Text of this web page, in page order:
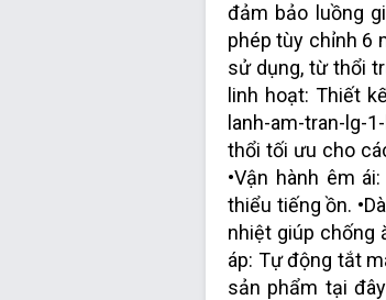
đảm bảo luồng
phép tùy chỉnh 6
sử dụng, từ thổi
linh hoạt: Thiết
lanh-am-tran-lg-
thổi tối ưu cho
•Vận hành êm
thiểu tiếng ồn.
nhiệt giúp chống
áp: Tự động tắt
sản phẩm tại